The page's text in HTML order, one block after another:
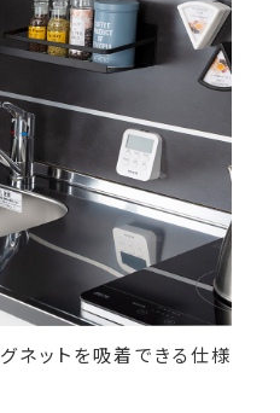
ネットを吸着できる仕様